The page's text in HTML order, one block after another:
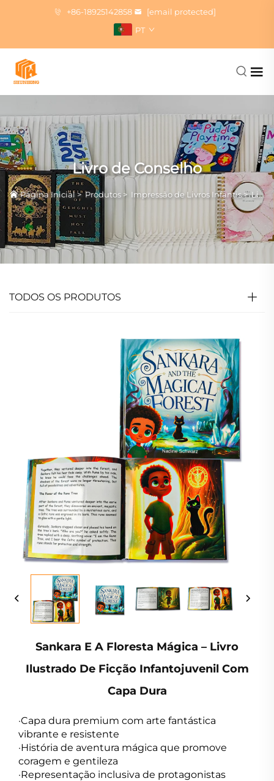
+86-18925142858
[email protected]
PT
Livro de Conselho
Página Inicial>Produtos > Impressão de Livros Infantis>Livro de Conselho
TODOS OS PRODUTOS
Sankara E A Floresta Mágica – Livro
Ilustrado De Ficção Infantojuvenil Com
Capa Dura
·Capa dura premium com arte fantástica
vibrante e resistente
·História de aventura mágica que promove
coragem e gentileza
·Representação inclusiva de protagonistas